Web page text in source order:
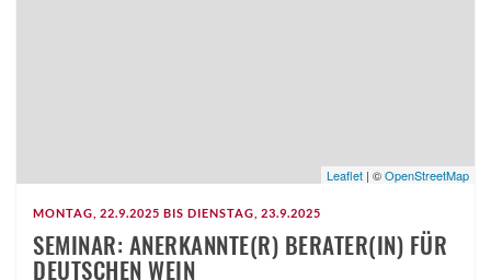
Leaflet | ©OpenStreetMap
MONTAG, 22.9.2025 BIS DIENSTAG, 23.9.2025
SEMINAR: ANERKANNTE(R) BERATER(IN) FÜR
DEUTSCHEN WEIN